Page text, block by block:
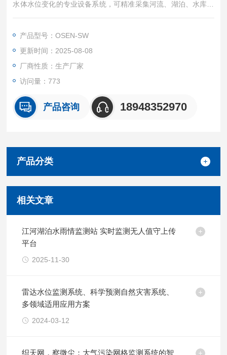
水体水位变化的专业设备系统，可精准采集河流、湖泊、水库、
渠道等各类水域的水位数据。其核心功能是通过传感器捕捉水位
位的连续追踪与记录。
产品型号：OSEN-SW
更新时间：2025-08-08
厂商性质：生产厂家
访问量：773
产品咨询 18948352970
产品分类
相关文章
江河湖泊水雨情监测站 实时监测无人值守上传
平台
2025-11-30
雷达水位监测系统、科学预测自然灾害系统、
多领域适用应用方案
2024-03-12
织天网，察微尘：大气污染网格监测系统的智